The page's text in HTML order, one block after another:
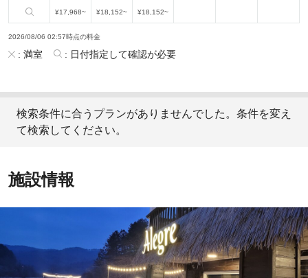
¥17,968~ ¥18,152~ ¥18,152~
2026/08/06 02:57時点の料金
: 満室 : 日付指定して確認が必要
検索条件に合うプランがありませんでした。条件を変え
て検索してください。
施設情報